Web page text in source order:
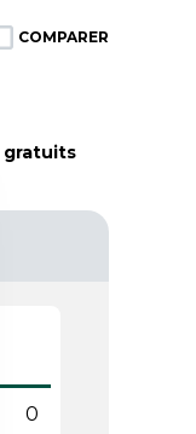
COMPARER
gratuits
0